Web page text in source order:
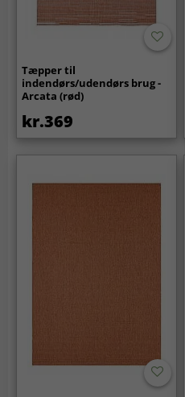
Tæpper til
indendørs/udendørs brug -
Arcata (rød)
kr.369